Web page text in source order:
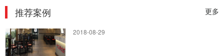
更多
推荐案例
2018-08-29